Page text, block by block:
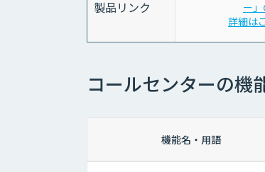
製品リンク
ー」
詳細は
コールセンターの機
機能名・用語